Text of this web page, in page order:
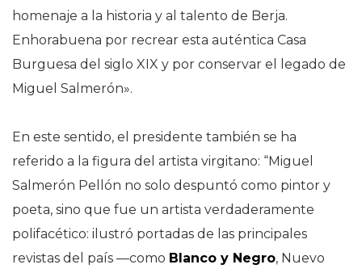
homenaje a la historia y al talento de Berja.
Enhorabuena por recrear esta auténtica Casa
Burguesa del siglo XIX y por conservar el legado de
Miguel Salmerón».
En este sentido, el presidente también se ha
referido a la figura del artista virgitano: “Miguel
Salmerón Pellón no solo despuntó como pintor y
poeta, sino que fue un artista verdaderamente
polifacético: ilustró portadas de las principales
revistas del país —como Blanco y Negro, Nuevo